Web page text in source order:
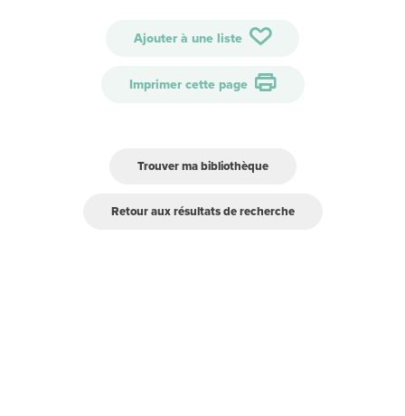
Ajouter à une liste
Imprimer cette page
Trouver ma bibliothèque
Retour aux résultats de recherche